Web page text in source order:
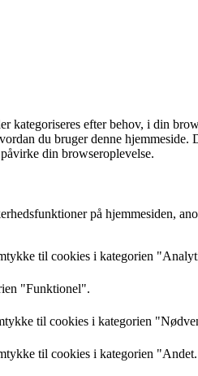
kategoriseres efter behov, i din
du bruger denne hjemmeside.
din browseroplevelse.
på hjemmesiden,
til cookies i kategorien
"Funktionel".
til cookies i kategorien
til cookies i kategorien "Andet.